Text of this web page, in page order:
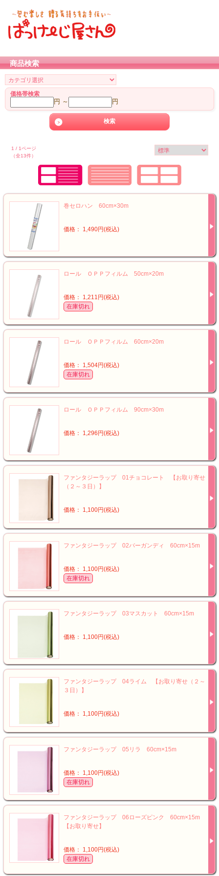
商品検索
価格帯検索
円 ～ 円
1 / 1ページ
（全13件）
巻セロハン 60cm×30m
価格： 1,490円(税込)
ロール ＯＰＰフィルム 50cm×20m
価格： 1,211円(税込)
在庫切れ
ロール ＯＰＰフィルム 60cm×20m
価格： 1,504円(税込)
在庫切れ
ロール ＯＰＰフィルム 90cm×30m
価格： 1,296円(税込)
ファンタジーラップ 01チョコレート 【お取り寄せ
（２～３日）】
価格： 1,100円(税込)
ファンタジーラップ 02バーガンディ 60cm×15m
価格： 1,100円(税込)
在庫切れ
ファンタジーラップ 03マスカット 60cm×15m
価格： 1,100円(税込)
ファンタジーラップ 04ライム 【お取り寄せ（２～
３日）】
価格： 1,100円(税込)
ファンタジーラップ 05リラ 60cm×15m
価格： 1,100円(税込)
在庫切れ
ファンタジーラップ 06ローズピンク 60cm×15m
【お取り寄せ】
価格： 1,100円(税込)
在庫切れ